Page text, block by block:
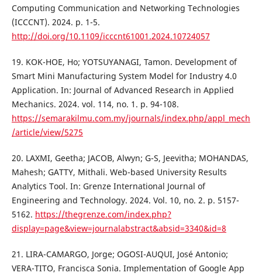
Computing Communication and Networking Technologies
(ICCCNT). 2024. p. 1-5.
http://doi.org/10.1109/icccnt61001.2024.10724057
19. KOK-HOE, Ho; YOTSUYANAGI, Tamon. Development of
Smart Mini Manufacturing System Model for Industry 4.0
Application. In: Journal of Advanced Research in Applied
Mechanics. 2024. vol. 114, no. 1. p. 94-108.
https://semarakilmu.com.my/journals/index.php/appl_mech
/article/view/5275
20. LAXMI, Geetha; JACOB, Alwyn; G-S, Jeevitha; MOHANDAS,
Mahesh; GATTY, Mithali. Web-based University Results
Analytics Tool. In: Grenze International Journal of
Engineering and Technology. 2024. Vol. 10, no. 2. p. 5157-
5162. https://thegrenze.com/index.php?
display=page&view=journalabstract&absid=3340&id=8
21. LIRA-CAMARGO, Jorge; OGOSI-AUQUI, José Antonio;
VERA-TITO, Francisca Sonia. Implementation of Google App